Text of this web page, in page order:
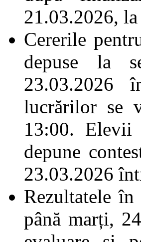
21.03.2026,
Cererile
depuse la
23.03.2026
lucrărilor se
13:00. Elevii
depune
23.03.2026
Rezultatele
până marți,